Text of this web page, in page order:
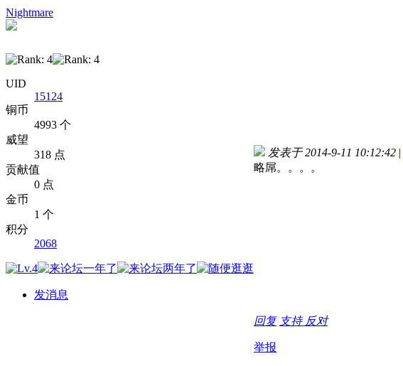
Nightmare
UID
15124
铜币
4993 个
威望
318 点
贡献值
0 点
金币
1 个
积分
2068
发消息
发表于 2014-9-11 10:12:42 |
略屌。。。。
回复 支持 反对
举报